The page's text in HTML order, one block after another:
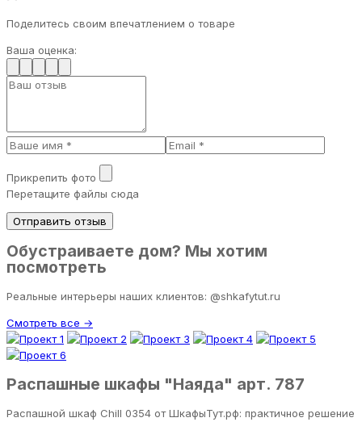
Поделитесь своим впечатлением о товаре
Ваша оценка:
Прикрепить фото
Перетащите файлы сюда
Отправить отзыв
Обустраиваете дом? Мы хотим
посмотреть
Реальные интерьеры наших клиентов: @shkafytut.ru
Смотреть все →
Распашные шкафы "Наяда" арт. 787
Распашной шкаф Chill 0354 от ШкафыТут.рф: практичное решение